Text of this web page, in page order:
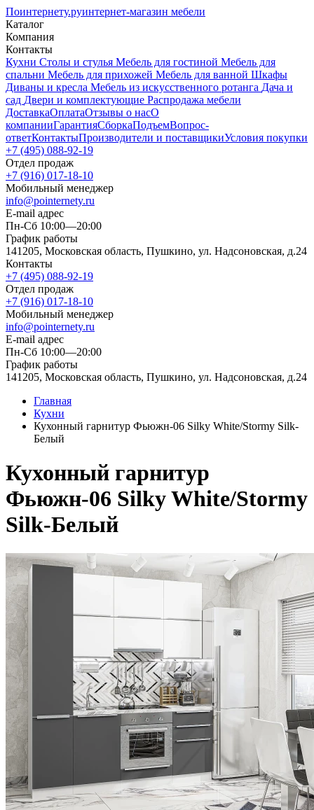
Поинтернету.руинтернет-магазин мебели
Каталог
Компания
Контакты
Кухни Столы и стулья Мебель для гостиной Мебель для
спальни Мебель для прихожей Мебель для ванной Шкафы
Диваны и кресла Мебель из искусственного ротанга Дача и
сад Двери и комплектующие Распродажа мебели
ДоставкаОплатаОтзывы о насО
компанииГарантияСборкаПодъемВопрос-
ответКонтактыПроизводители и поставщикиУсловия покупки
+7 (495) 088-92-19
Отдел продаж
+7 (916) 017-18-10
Мобильный менеджер
info@pointernety.ru
E-mail адрес
Пн-Сб 10:00—20:00
График работы
141205, Московская область, Пушкино, ул. Надсоновская, д.24
Контакты
+7 (495) 088-92-19
Отдел продаж
+7 (916) 017-18-10
Мобильный менеджер
info@pointernety.ru
E-mail адрес
Пн-Сб 10:00—20:00
График работы
141205, Московская область, Пушкино, ул. Надсоновская, д.24
Главная
Кухни
Кухонный гарнитур Фьюжн-06 Silky White/Stormy Silk-
Белый
Кухонный гарнитур
Фьюжн-06 Silky White/Stormy
Silk-Белый